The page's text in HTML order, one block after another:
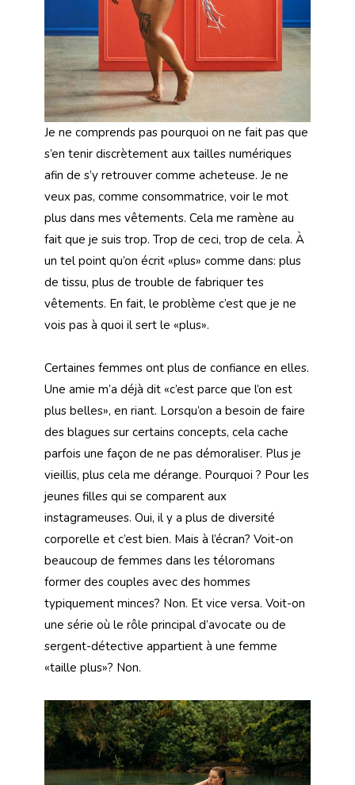
Je ne comprends pas pourquoi on ne fait pas que
s’en tenir discrètement aux tailles numériques
afin de s’y retrouver comme acheteuse. Je ne
veux pas, comme consommatrice, voir le mot
plus dans mes vêtements. Cela me ramène au
fait que je suis trop. Trop de ceci, trop de cela. À
un tel point qu’on écrit «plus» comme dans: plus
de tissu, plus de trouble de fabriquer tes
vêtements. En fait, le problème c’est que je ne
vois pas à quoi il sert le «plus».
Certaines femmes ont plus de confiance en elles.
Une amie m’a déjà dit «c’est parce que l’on est
plus belles», en riant. Lorsqu’on a besoin de faire
des blagues sur certains concepts, cela cache
parfois une façon de ne pas démoraliser. Plus je
vieillis, plus cela me dérange. Pourquoi ? Pour les
jeunes filles qui se comparent aux
instagrameuses. Oui, il y a plus de diversité
corporelle et c’est bien. Mais à l’écran? Voit-on
beaucoup de femmes dans les téloromans
former des couples avec des hommes
typiquement minces? Non. Et vice versa. Voit-on
une série où le rôle principal d’avocate ou de
sergent-détective appartient à une femme
«taille plus»? Non.